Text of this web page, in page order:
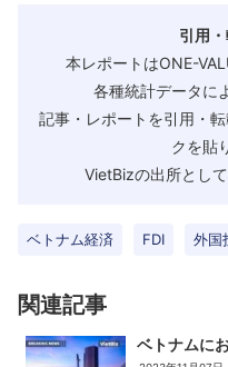
引用
本レポートはONE-
各種統計データに
記事・レポートを引用・
クを貼
VietBizの出所とし
ベトナム経済 FDI 外国
関連記事
ベトナムに